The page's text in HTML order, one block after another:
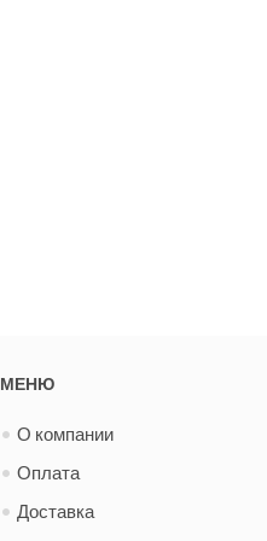
МЕНЮ
О компании
Оплата
Доставка